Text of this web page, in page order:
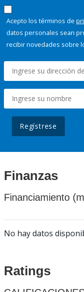
Acepto los términos de
datos personales sean
recibir novedades sobre
Regístrese
Finanzas
Financiamiento
No hay datos
Ratings